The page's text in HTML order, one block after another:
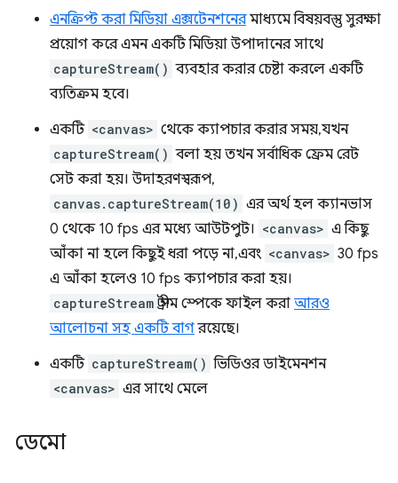
এনক্রিপ্ট করা মিডিয়া এক্সটেনশনেরমাধ্যমে বিষয়বস্তু সুরক্ষা
প্রয়োগ করে এমন একটি মিডিয়া উপাদানের সাথে
captureStream() ব্যবহার করার চেষ্টা করলে একটি
ব্যতিক্রম হবে।
একটি <canvas> থেকে ক্যাপচার করার সময়, যখন
captureStream() বলা হয় তখন সর্বাধিক ফ্রেম রেট
সেট করা হয়। উদাহরণস্বরূপ,
canvas.captureStream(10) এর অর্থ হল ক্যানভাস
0 থেকে 10 fps এর মধ্যে আউটপুট। <canvas> এ কিছু
আঁকা না হলে কিছুই ধরা পড়ে না, এবং <canvas> 30 fps
এ আঁকা হলেও 10 fps ক্যাপচার করা হয়।
captureStream স্ট্রীম স্পেকে ফাইল করা আরও
আলোচনা সহ একটি বাগরয়েছে।
একটি captureStream() ভিডিওর ডাইমেনশন
<canvas> এর সাথে মেলে
ডেমো